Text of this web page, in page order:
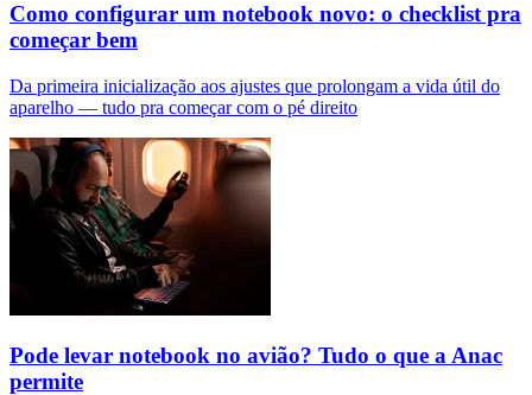
Como configurar um notebook novo: o checklist pra
começar bem
Da primeira inicialização aos ajustes que prolongam a vida útil do
aparelho — tudo pra começar com o pé direito
Pode levar notebook no avião? Tudo o que a Anac
permite